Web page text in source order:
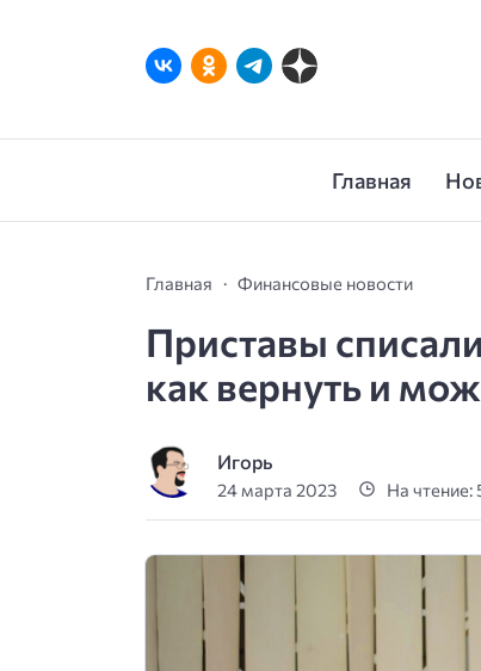
Главная
Главная Финансовые новости
Приставы
как вернуть и
Игорь
24 марта 2023 На чтение: